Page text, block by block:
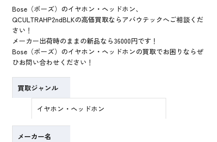
Bose（ボーズ）のイヤホン・ヘッドホン、
QCULTRAHP2ndBLKの高価買取ならアバウテックへご相談くだ
さい！
メーカー出荷時のままの新品なら36000円です！
Bose（ボーズ）のイヤホン・ヘッドホンの買取でお困りならぜ
ひお問い合わせください！
買取ジャンル
イヤホン・ヘッドホン
メーカー名